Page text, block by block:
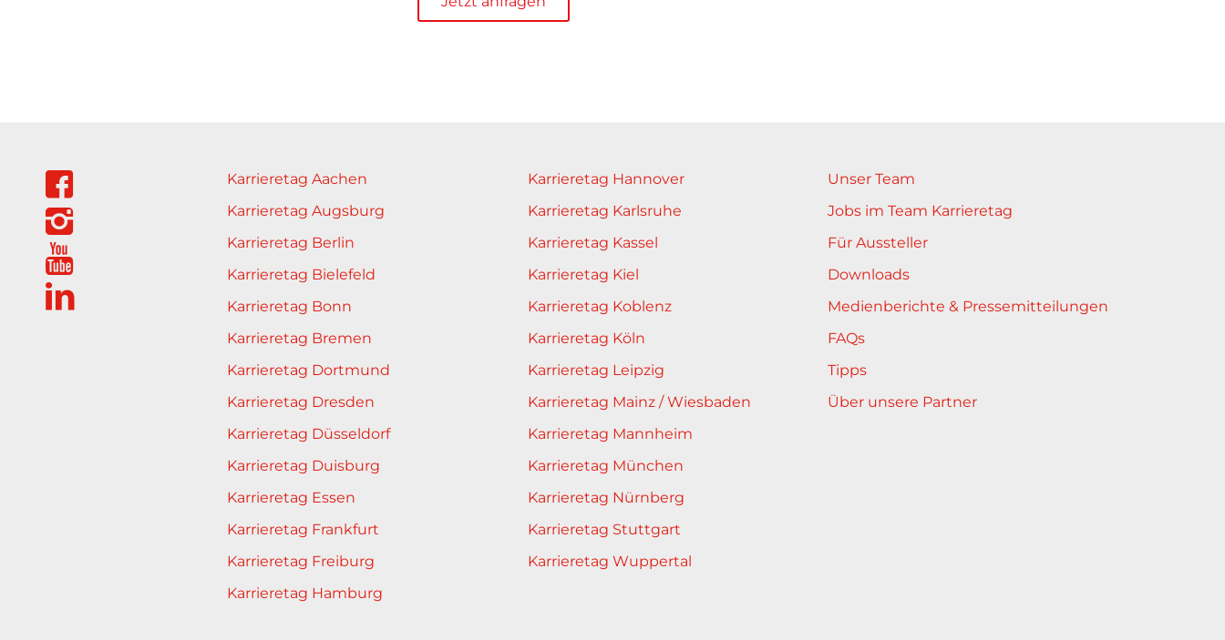
Karrieretag Aachen
Karrieretag Augsburg
Karrieretag Berlin
Karrieretag Bielefeld
Karrieretag Bonn
Karrieretag Bremen
Karrieretag Dortmund
Karrieretag Dresden
Karrieretag Düsseldorf
Karrieretag Duisburg
Karrieretag Essen
Karrieretag Frankfurt
Karrieretag Freiburg
Karrieretag Hamburg
Karrieretag Hannover
Karrieretag Karlsruhe
Karrieretag Kassel
Karrieretag Kiel
Karrieretag Koblenz
Karrieretag Köln
Karrieretag Leipzig
Karrieretag Mainz / Wiesbaden
Karrieretag Mannheim
Karrieretag München
Karrieretag Nürnberg
Karrieretag Stuttgart
Karrieretag Wuppertal
Unser Team
Jobs im Team Karrieretag
Für Aussteller
Downloads
Medienberichte & Pressemitteilungen
FAQs
Tipps
Über unsere Partner